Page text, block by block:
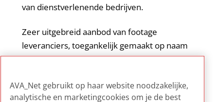
van dienstverlenende bedrijven.
Zeer uitgebreid aanbod van footage
leveranciers, toegankelijk gemaakt op naam
van de content provider en op thema
van het exploiteren van een av-collectie.
AVA_Net gebruikt op haar website noodzakelijke,
analytische en marketingcookies om je de best